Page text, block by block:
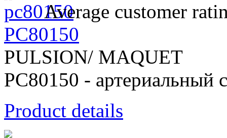
Average customer
PC80150
PULSION/ MAQUET
PC80150 - артериальный
Product details